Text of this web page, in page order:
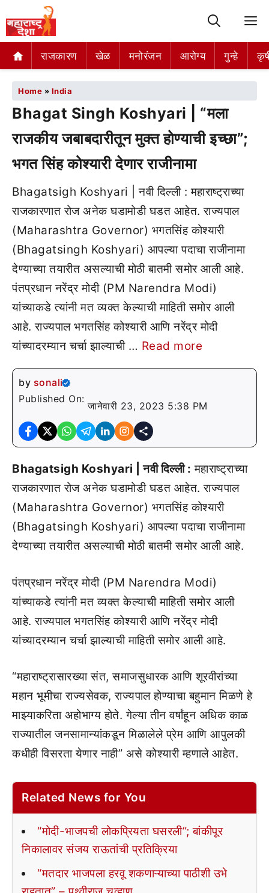
राजकारण खेळ मनोरंजन आरोग्य गुन्हे
Home » India
Bhagat Singh Koshyari | “मला
राजकीय जबाबदारीतून मुक्त होण्याची इच्छा”;
भगत सिंह कोश्यारी देणार राजीनामा
Bhagatsigh Koshyari | नवी दिल्ली : महाराष्ट्राच्या
राजकारणात रोज अनेक घडामोडी घडत आहेत. राज्यपाल
(Maharashtra Governor) भगतसिंह कोश्यारी
(Bhagatsingh Koshyari) आपल्या पदाचा राजीनामा
देण्याच्या तयारीत असल्याची मोठी बातमी समोर आली आहे.
पंतप्रधान नरेंद्र मोदी (PM Narendra Modi)
यांच्याकडे त्यांनी मत व्यक्त केल्याची माहिती समोर आली
आहे. राज्यपाल भगतसिंह कोश्यारी आणि नरेंद्र मोदी
यांच्यादरम्यान चर्चा झाल्याची … Read more
by sonali
Published On:
जानेवारी 23, 2023 5:38 PM
Bhagatsigh Koshyari | नवी दिल्ली : महाराष्ट्राच्या
राजकारणात रोज अनेक घडामोडी घडत आहेत. राज्यपाल
(Maharashtra Governor) भगतसिंह कोश्यारी
(Bhagatsingh Koshyari) आपल्या पदाचा राजीनामा
देण्याच्या तयारीत असल्याची मोठी बातमी समोर आली आहे.
पंतप्रधान नरेंद्र मोदी (PM Narendra Modi)
यांच्याकडे त्यांनी मत व्यक्त केल्याची माहिती समोर आली
आहे. राज्यपाल भगतसिंह कोश्यारी आणि नरेंद्र मोदी
यांच्यादरम्यान चर्चा झाल्याची माहिती समोर आली आहे.
“महाराष्ट्रासारख्या संत, समाजसुधारक आणि शूरवीरांच्या
महान भूमीचा राज्यसेवक, राज्यपाल होण्याचा बहुमान मिळणे हे
माझ्याकरिता अहोभाग्य होते. गेल्या तीन वर्षांहून अधिक काळ
राज्यातील जनसामान्यांकडून मिळालेले प्रेम आणि आपुलकी
कधीही विसरता येणार नाही” असे कोश्यारी म्हणाले आहेत.
Related News for You
“मोदी-भाजपची लोकप्रियता घसरली”; बांकीपूर
निकालावर संजय राऊतांची प्रतिक्रिया
“मतदार भाजपला हरवू शकणाऱ्याच्या पाठीशी उभे